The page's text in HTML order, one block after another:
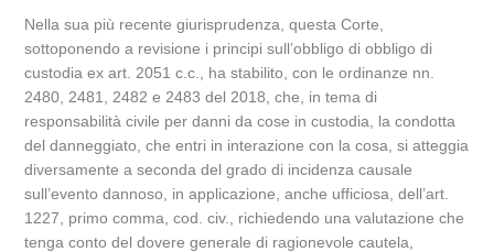
Nella sua più recente giurisprudenza, questa Corte,
sottoponendo a revisione i principi sull’obbligo di obbligo di
custodia ex art. 2051 c.c., ha stabilito, con le ordinanze nn.
2480, 2481, 2482 e 2483 del 2018, che, in tema di
responsabilità civile per danni da cose in custodia, la condotta
del danneggiato, che entri in interazione con la cosa, si atteggia
diversamente a seconda del grado di incidenza causale
sull’evento dannoso, in applicazione, anche ufficiosa, dell’art.
1227, primo comma, cod. civ., richiedendo una valutazione che
tenga conto del dovere generale di ragionevole cautela,